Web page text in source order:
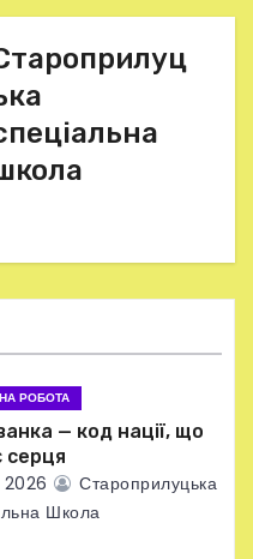
РОБОТА
— код нації, що
серця
2026
Староприлуцька
Школа